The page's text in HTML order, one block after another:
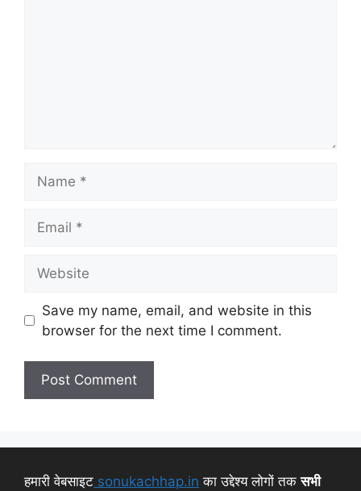
Save my name, email, and website in this
browser for the next time I comment.
हमारी वेबसाइट sonukachhap.in का उद्देश्य लोगों तकसभी